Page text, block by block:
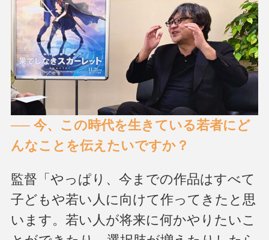
── 今、この時代を生きている若者にど
んなことを伝えたいですか？
監督「やっぱり、今までの作品はすべて
子どもや若い人に向けて作ってきたと思
います。若い人が将来に何かやりたいこ